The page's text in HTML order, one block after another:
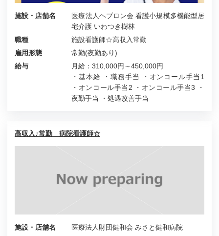
施設・店舗名
医療法人ヘブロン会 看護小規模多機能型居
宅介護 いわつき樹林
職種
施設看護師☆高収入常勤
雇用形態
常勤(夜勤あり)
給与
月給：310,000円～450,000円
・基本給 ・職務手当 ・オンコール手当1
・オンコール手当2 ・オンコール手当3 ・
夜勤手当 ・処遇改善手当
高収入♪常勤 病院看護師☆
施設・店舗名
医療法人財団健和会 みさと健和病院